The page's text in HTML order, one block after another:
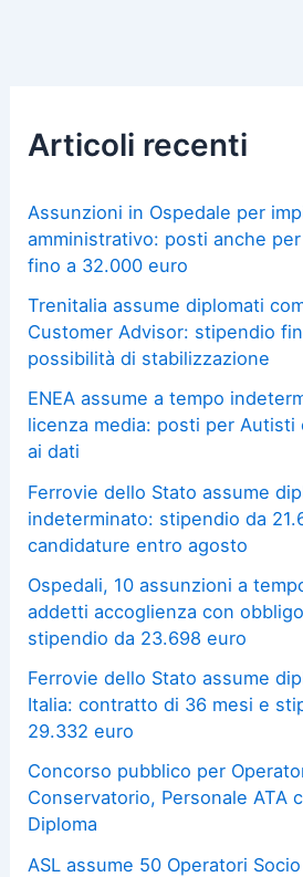
Articoli recenti
Assunzioni in Ospedale per
amministrativo: posti anche
fino a 32.000 euro
Trenitalia assume diplomati
Customer Advisor: stipendio
possibilità di stabilizzazione
ENEA assume a tempo
licenza media: posti per Autisti
ai dati
Ferrovie dello Stato assume
indeterminato: stipendio da
candidature entro agosto
Ospedali, 10 assunzioni a
addetti accoglienza con
stipendio da 23.698 euro
Ferrovie dello Stato assume
Italia: contratto di 36 mesi e
29.332 euro
Concorso pubblico per
Conservatorio, Personale ATA
Diploma
ASL assume 50 Operatori